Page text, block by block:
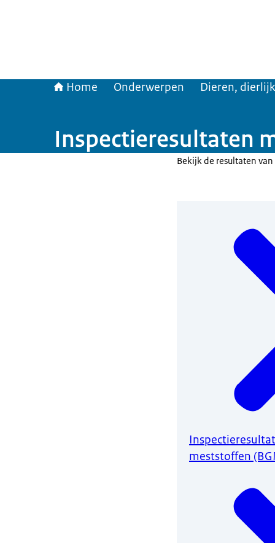
Home Onderwerpen Dieren,
Inspectieresultaten
Bekijk de resultaten
meststoffen